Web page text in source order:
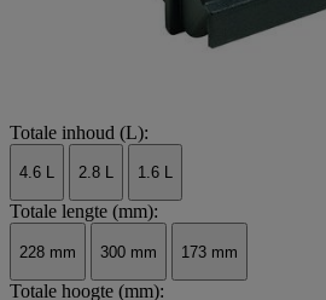
Totale inhoud (L):
4.6 L 2.8 L 1.6 L
Totale lengte (mm):
228 mm 300 mm 173 mm
Totale hoogte (mm):